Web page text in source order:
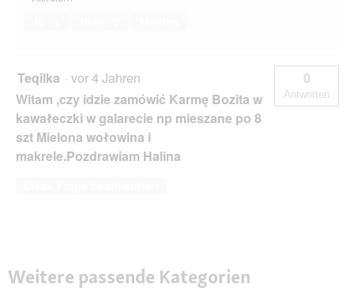
Teqilka · vor 4 Jahren
Witam ,czy idzie zamówić Karmę Bozita w
kawałeczki w galarecie np mieszane po 8
szt Mielona wołowina i
makrele.Pozdrawiam Halina
0
Antworten
Weitere passende Kategorien